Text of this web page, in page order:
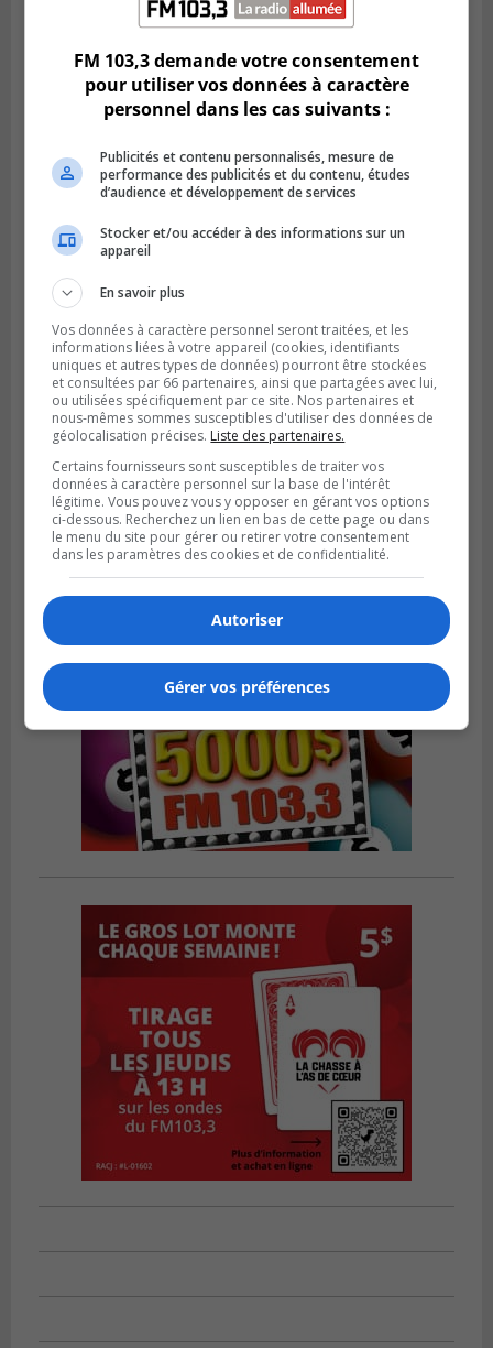
LA PRAIRIE
Publié le 5 août 2026 à 11h59
jusqu’en avril 2027
Publié le 4 août 2026 à 15h50
Le mur du rempart de La Prairie retrouve
sa jeunesse
FM 103,3 demande votre consentement
pour utiliser vos données à caractère
personnel dans les cas suivants :
Publicités et contenu personnalisés, mesure de
performance des publicités et du contenu, études
d’audience et développement de services
Stocker et/ou accéder à des informations sur un
appareil
En savoir plus
Vos données à caractère personnel seront traitées, et les
informations liées à votre appareil (cookies, identifiants
uniques et autres types de données) pourront être stockées
et consultées par 66 partenaires, ainsi que partagées avec lui,
ou utilisées spécifiquement par ce site. Nos partenaires et
nous-mêmes sommes susceptibles d'utiliser des données de
géolocalisation précises. Liste des partenaires.
Certains fournisseurs sont susceptibles de traiter vos
données à caractère personnel sur la base de l'intérêt
légitime. Vous pouvez vous y opposer en gérant vos options
ci-dessous. Recherchez un lien en bas de cette page ou dans
le menu du site pour gérer ou retirer votre consentement
dans les paramètres des cookies et de confidentialité.
Autoriser
Gérer vos préférences